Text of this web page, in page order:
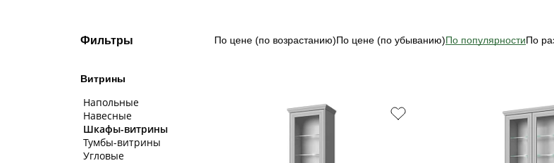
Фильтры
Витрины
Напольные
Навесные
Шкафы-витрины
Тумбы-витрины
Угловые
По цене (по возрастанию)По цене (по убыванию)По популярностиПо